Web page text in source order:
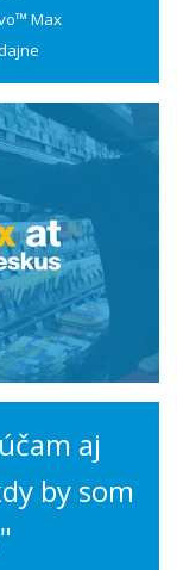
Max
aj
by som